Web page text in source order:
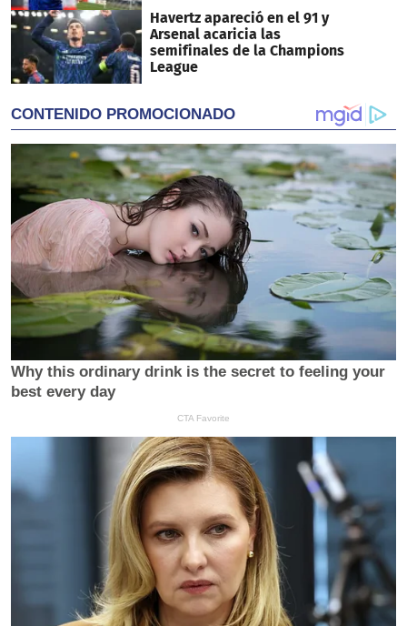
Havertz apareció en el 91 y
Arsenal acaricia las
semifinales de la Champions
League